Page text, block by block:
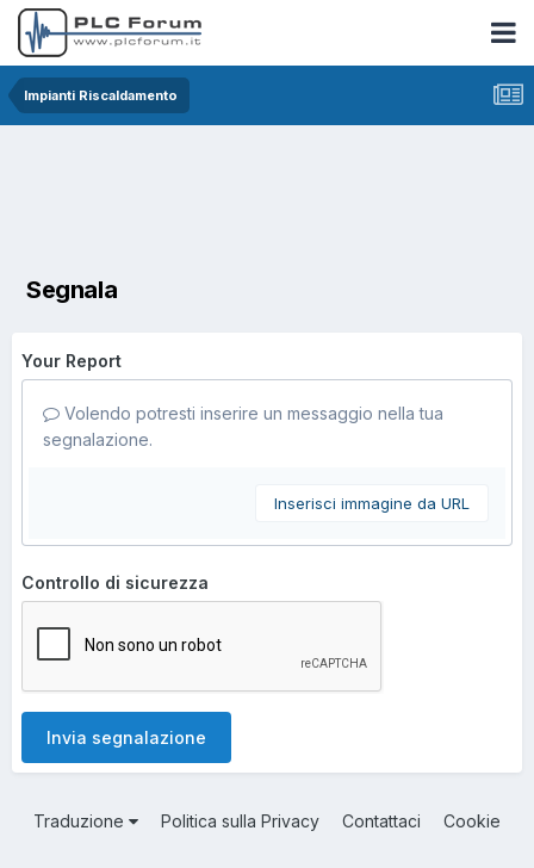
Impianti Riscaldamento
Segnala
Your Report
Volendo potresti inserire un messaggio nella tua
segnalazione.
Inserisci immagine da URL
Controllo di sicurezza
Invia segnalazione
Traduzione Politica sulla Privacy Contattaci Cookie